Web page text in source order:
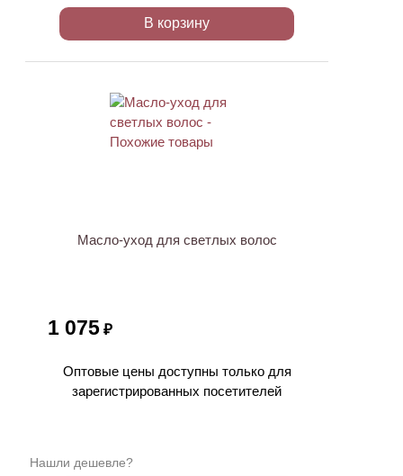
В корзину
Масло-уход для светлых волос
1 075 ₽
Оптовые цены доступны только для
зарегистрированных посетителей
Нашли дешевле?